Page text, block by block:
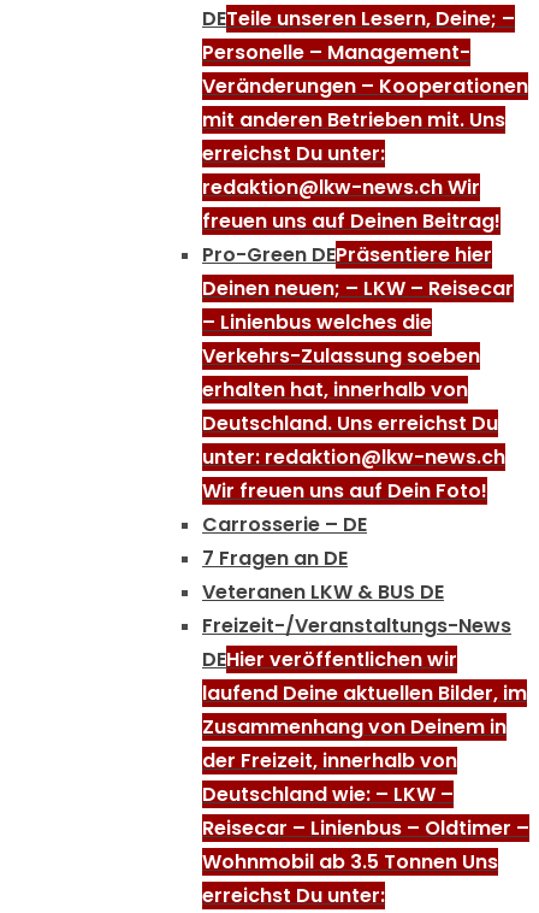
DETeile unseren Lesern, Deine; –
Personelle – Management-
Veränderungen – Kooperationen
mit anderen Betrieben mit. Uns
erreichst Du unter:
redaktion@lkw-news.ch Wir
freuen uns auf Deinen Beitrag!
Pro-Green DEPräsentiere hier
Deinen neuen; – LKW – Reisecar
– Linienbus welches die
Verkehrs-Zulassung soeben
erhalten hat, innerhalb von
Deutschland. Uns erreichst Du
unter: redaktion@lkw-news.ch
Wir freuen uns auf Dein Foto!
Carrosserie – DE
7 Fragen an DE
Veteranen LKW & BUS DE
Freizeit-/Veranstaltungs-News
DEHier veröffentlichen wir
laufend Deine aktuellen Bilder, im
Zusammenhang von Deinem in
der Freizeit, innerhalb von
Deutschland wie: – LKW –
Reisecar – Linienbus – Oldtimer –
Wohnmobil ab 3.5 Tonnen Uns
erreichst Du unter: